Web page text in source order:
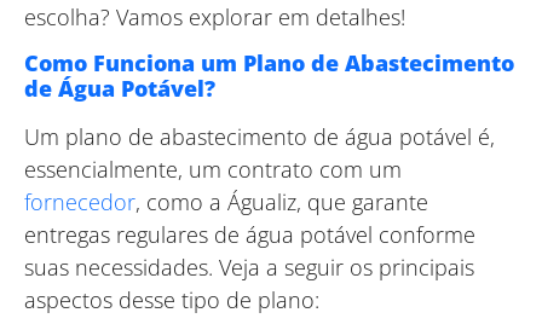
escolha? Vamos explorar em detalhes!
Como Funciona um Plano de Abastecimento
de Água Potável?
Um plano de abastecimento de água potável é,
essencialmente, um contrato com um
fornecedor, como a Águaliz, que garante
entregas regulares de água potável conforme
suas necessidades. Veja a seguir os principais
aspectos desse tipo de plano: